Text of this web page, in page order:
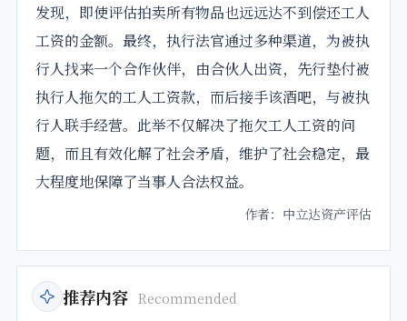
发现，即使评估拍卖所有物品也远远达不到偿还工人
工资的金额。最终，执行法官通过多种渠道，为被执
行人找来一个合作伙伴，由合伙人出资，先行垫付被
执行人拖欠的工人工资款，而后接手该酒吧，与被执
行人联手经营。此举不仅解决了拖欠工人工资的问
题，而且有效化解了社会矛盾，维护了社会稳定，最
大程度地保障了当事人合法权益。
作者：中立达资产评估
推荐内容 Recommended